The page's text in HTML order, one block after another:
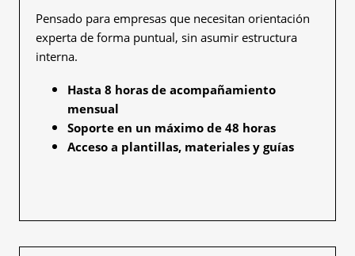
Pensado para empresas que necesitan orientación
experta de forma puntual, sin asumir estructura
interna.
Hasta 8 horas de acompañamiento
mensual
Soporte en un máximo de 48 horas
Acceso a plantillas, materiales y guías